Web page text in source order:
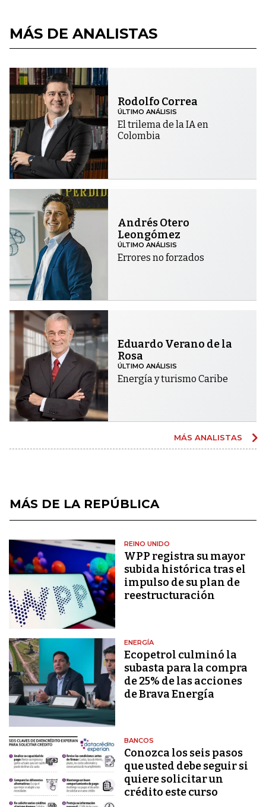
MÁS DE ANALISTAS
Rodolfo Correa
ÚLTIMO ANÁLISIS
El trilema de la IA en
Colombia
Andrés Otero
Leongómez
ÚLTIMO ANÁLISIS
Errores no forzados
Eduardo Verano de la
Rosa
ÚLTIMO ANÁLISIS
Energía y turismo Caribe
MÁS ANALISTAS
MÁS DE LA REPÚBLICA
REINO UNIDO
WPP registra su mayor
subida histórica tras el
impulso de su plan de
reestructuración
ENERGÍA
Ecopetrol culminó la
subasta para la compra
de 25% de las acciones
de Brava Energía
BANCOS
Conozca los seis pasos
que usted debe seguir si
quiere solicitar un
crédito este curso